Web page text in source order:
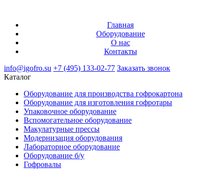
Главная
Оборудование
О нас
Контакты
info@igofro.su +7 (495) 133-02-77 Заказать звонок
Каталог
Оборудование для производства гофрокартона
Оборудование для изготовления гофротары
Упаковочное оборудование
Вспомогательное оборудование
Макулатурные прессы
Модернизация оборудования
Лабораторное оборудование
Оборудование б/у
Гофровалы